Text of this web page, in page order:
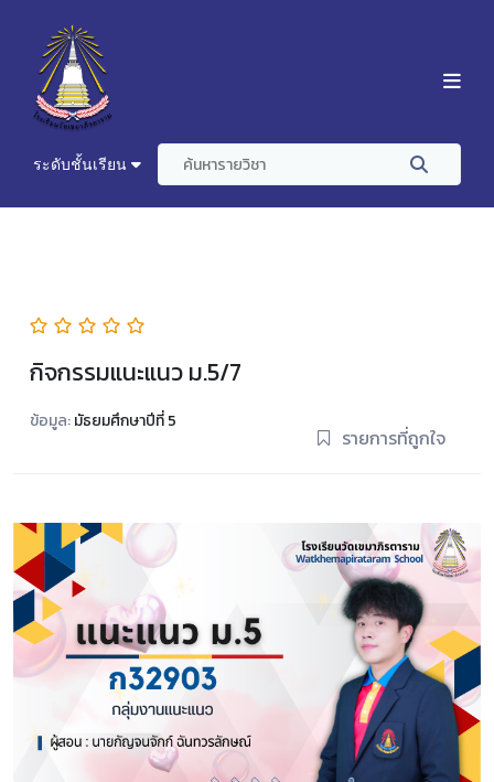
ระดับชั้นเรียน
กิจกรรมแนะแนว ม.5/7
ข้อมูล:มัธยมศึกษาปีที่ 5
รายการที่ถูกใจ